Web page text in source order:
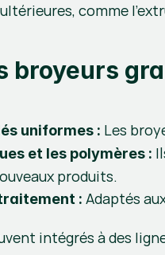
comme
broyeurs
uniformes : Les
et les polymères :
produits.
: Adaptés
intégrés à des